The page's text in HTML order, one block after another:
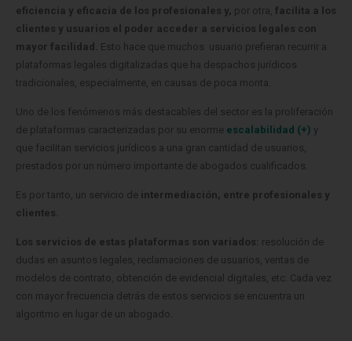
eficiencia y eficacia de los profesionales y, por otra, facilita a los
clientes y usuarios el poder acceder a servicios legales con
mayor facilidad.
Esto hace que muchos usuario prefieran recurrir a
plataformas legales digitalizadas que ha despachos jurídicos
tradicionales, especialmente, en causas de poca monta.
Uno de los fenómenos más destacables del sector es la proliferación
de plataformas caracterizadas por su enorme escalabilidad (+) y
que facilitan servicios jurídicos a una gran cantidad de usuarios,
prestados por un número importante de abogados cualificados.
Es por tanto, un servicio de intermediación, entre profesionales y
clientes.
Los servicios de estas plataformas son variados: resolución de
dudas en asuntos legales, reclamaciones de usuarios, ventas de
modelos de contrato, obtención de evidencial digitales, etc. Cada vez
con mayor frecuencia detrás de estos servicios se encuentra un
algoritmo en lugar de un abogado.